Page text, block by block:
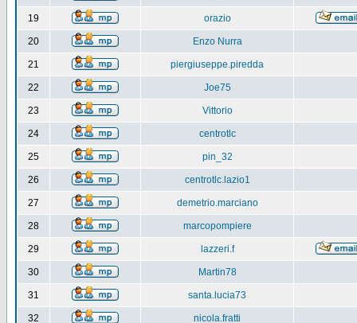
19 orazio
20 Enzo Nurra
21 piergiuseppe.piredda
22 Joe75
23 Vittorio
24 centrotlc
25 pin_32
26 centrotlc.lazio1
27 demetrio.marciano
28 marcopompiere
29 lazzeri.f
30 Martin78
31 santa.lucia73
32 nicola.fratti